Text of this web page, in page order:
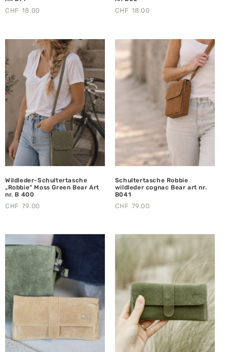
CHF 18.00 CHF 18.00
Wildleder-Schultertasche
„Robbie“ Moss Green Bear Art
nr. B 400
CHF 79.00
Schultertasche Robbie
wildleder cognac Bear art nr.
B041
CHF 79.00